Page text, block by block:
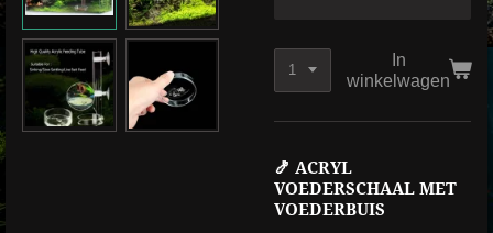
In
winkelwagen
🍤 ACRYL
VOEDERSCHAAL MET
VOEDERBUIS